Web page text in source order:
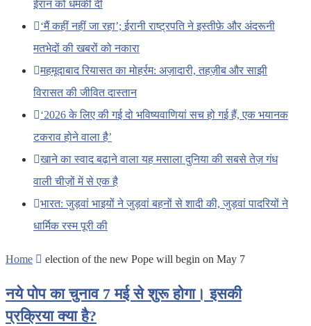
ईरान को धमकी दी
‘मैं कहीं नहीं जा रहा’; ईरानी राष्ट्रपति ने इस्तीफ़े और अंदरूनी
मतभेदों की खबरों को नकारा
महमूदाबाद रियासत का मोहर्रम: अज़ादारी, तहज़ीब और साझी
विरासत की जीवित दास्तान
‘2026 के लिए की गई दो भविष्यवाणियां सच हो गई हैं, एक भयानक
टकराव होने वाला है’
खाने का स्वाद बढ़ाने वाला यह मसाला दुनिया की सबसे तेज़ गंध
वाली चीज़ों में से एक है
भारत: जुड़वां भाइयों ने जुड़वां बहनों से शादी की, जुड़वां पादरियों ने
धार्मिक रस्म पूरी की
Home election of the new Pope will begin on May 7
नये पोप का चुनाव 7 मई से शुरू होगा। इसकी
प्रक्रिया क्या है?